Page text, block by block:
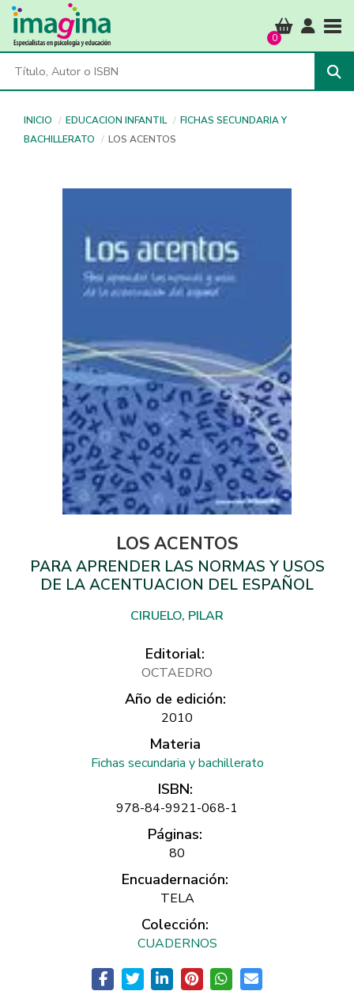
0
INICIO EDUCACION INFANTIL
FICHAS SECUNDARIA Y
BACHILLERATO
LOS ACENTOS
LOS ACENTOS
PARA APRENDER LAS NORMAS Y USOS
DE LA ACENTUACION DEL ESPAÑOL
CIRUELO, PILAR
Editorial:
OCTAEDRO
Año de edición:
2010
Materia
Fichas secundaria y bachillerato
ISBN:
978-84-9921-068-1
Páginas:
80
Encuadernación:
TELA
Colección:
CUADERNOS